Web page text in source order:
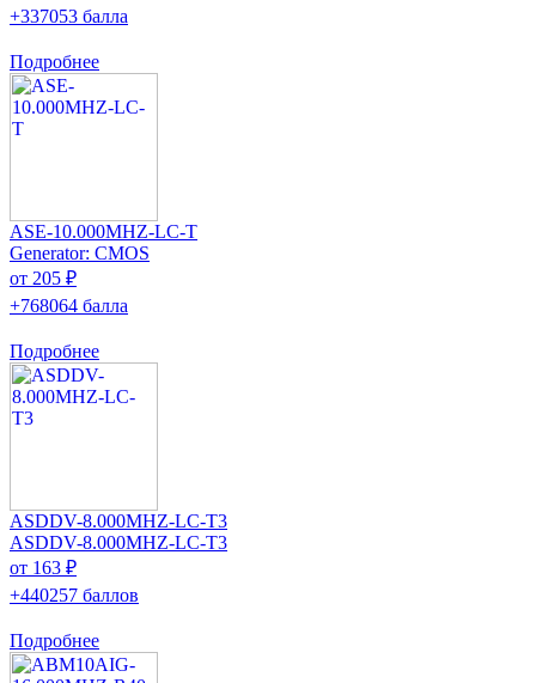
+337053 балла
Подробнее
ASE-10.000MHZ-LC-T
Generator: CMOS
от 205 ₽
+768064 балла
Подробнее
ASDDV-8.000MHZ-LC-T3
ASDDV-8.000MHZ-LC-T3
от 163 ₽
+440257 баллов
Подробнее